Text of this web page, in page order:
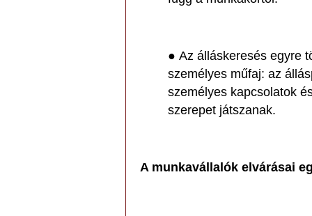
● Az álláskeresés egyre
személyes műfaj: az
személyes kapcsolatok
szerepet játszanak.
A munkavállalók elvárásai